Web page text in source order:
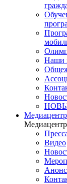
Наши
Медиацентр
Медиацентр
Видео